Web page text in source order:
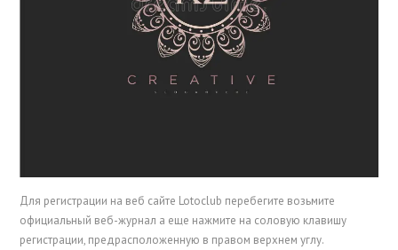
Для регистрации на веб сайте Lotoclub перебегите возьмите
официальный веб-журнал а еще нажмите на соловую клавишу
регистрации, предрасположенную в правом верхнем углу.